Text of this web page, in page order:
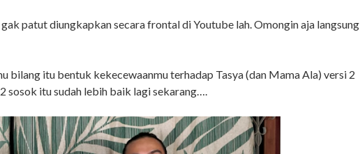
patut diungkapkan secara frontal di Youtube lah. Omongin aja langsung
bilang itu bentuk kekecewaanmu terhadap Tasya (dan Mama Ala) versi 2
sosok itu sudah lebih baik lagi sekarang….